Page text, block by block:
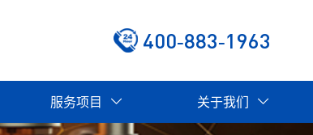
400-883-1963
服务项目 关于我们